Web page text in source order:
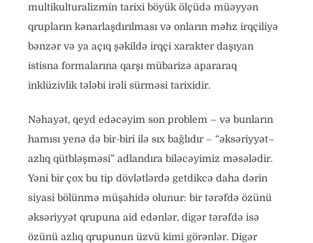
multikulturalizmin tarixi böyük ölçüdə müəyyən
qrupların kənarlaşdırılması və onların məhz irqçiliyə
bənzər və ya açıq şəkildə irqçi xarakter daşıyan
istisna formalarına qarşı mübarizə apararaq
inklüzivlik tələbi irəli sürməsi tarixidir.
Nəhayət, qeyd edəcəyim son problem – və bunların
hamısı yenə də bir-biri ilə sıx bağlıdır – “əksəriyyət–
azlıq qütbləşməsi” adlandıra biləcəyimiz məsələdir.
Yəni bir çox bu tip dövlətlərdə getdikcə daha dərin
siyasi bölünmə müşahidə olunur: bir tərəfdə özünü
əksəriyyət qrupuna aid edənlər, digər tərəfdə isə
özünü azlıq qrupunun üzvü kimi görənlər. Digər